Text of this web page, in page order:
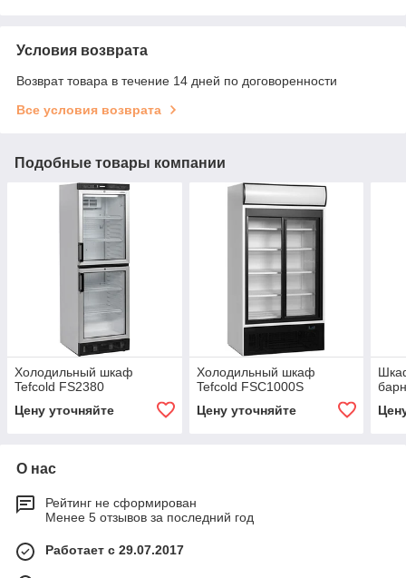
Условия возврата
Возврат товара в течение 14 дней по договоренности
Все условия возврата
Подобные товары компании
Холодильный шкаф
Tefcold FS2380
Цену уточняйте
Холодильный шкаф
Tefcold FSC1000S
Цену уточняйте
О нас
Рейтинг не сформирован
Менее 5 отзывов за последний год
Работает с 29.07.2017